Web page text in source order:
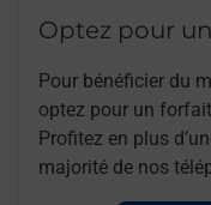
Optez pour
Pour bénéficier du
optez pour un
Profitez en plus
majorité de nos